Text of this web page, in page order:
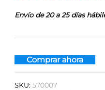
Envío de 20 a 25 días
Comprar ahora
SKU: 570007